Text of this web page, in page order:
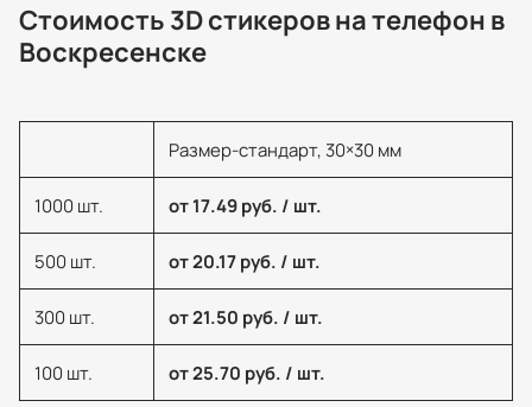
Стоимость 3D стикеров на телефон в
Воскресенске
Размер-стандарт, 30×30 мм
1000 шт. от 17.49 руб. / шт.
500 шт. от 20.17 руб. / шт.
300 шт. от 21.50 руб. / шт.
100 шт. от 25.70 руб. / шт.